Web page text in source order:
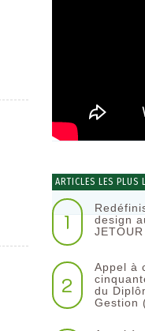
ARTICLES LES PLUS
1
design
2
Appel à
du
Gestion